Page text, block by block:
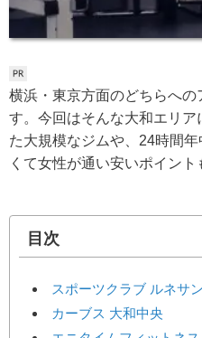
横浜・東京方面のどちらへ
す。今回はそんな大和エリ
た大規模なジムや、24時間
くて女性が通い安いポイン
目次
スポーツクラブ ルネサ
カーブス 大和中央